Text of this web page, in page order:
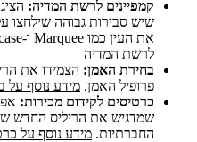
קמפיינים לרשת המדיה:
שיש סבירות גבוהה שילחצו
לרשת המדיה
בחירת האמן: הצמידו את
פרופיל האמן. מידע נוסף על
כרטיסים לקידום מכירות:
שמדגיש את הריליס החדש
החברתיות. מידע נוסף על